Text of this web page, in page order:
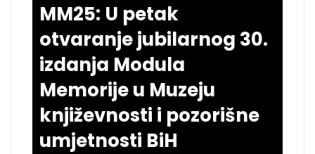
MM25: U petak
otvaranje jubilarnog 30.
izdanja Modula
Memorije u Muzeju
književnosti i pozorišne
umjetnosti BiH